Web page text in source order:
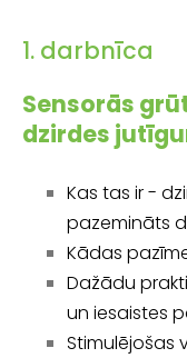
1. darbnīca
Sensorās
dzirdes
Kas tas ir -
pazemināts
Kādas
Dažādu
un iesaistes
Stimulējošas